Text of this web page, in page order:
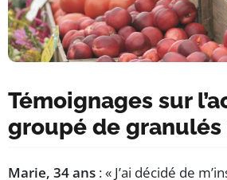
Témoignages sur
groupé de granulés
Marie, 34 ans : « J’ai décidé de